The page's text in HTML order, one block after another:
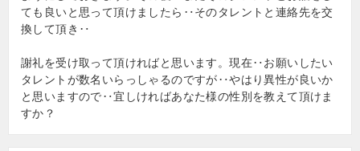
ても良いと思って頂けましたら‥そのタレントと連絡先を交
換して頂き‥
謝礼を受け取って頂ければと思います。現在‥お願いしたい
タレントが数名いらっしゃるのですが‥やはり異性が良いか
と思いますので‥宜しければあなた様の性別を教えて頂けま
すか？